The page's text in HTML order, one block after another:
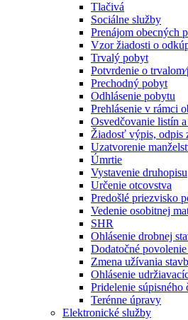
Tlačivá
Sociálne služby
Prenájom obecných
Vzor žiadosti o
Trvalý pobyt
Potvrdenie o
Prechodný pobyt
Odhlásenie pobytu
Prehlásenie v rámci
Osvedčovanie listín
Žiadosť výpis, odpis
Uzatvorenie
Úmrtie
Vystavenie druhopisu
Určenie otcovstva
Predošlé priezvisko
Vedenie osobitnej
SHR
Ohlásenie drobnej
Dodatočné
Zmena užívania
Ohlásenie
Pridelenie súpisného
Terénne úpravy
Elektronické služby